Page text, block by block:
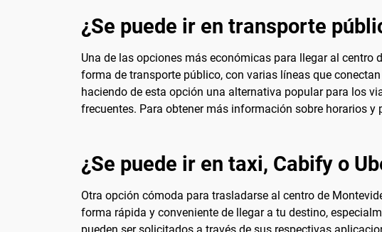
¿Se puede ir en transporte
Una de las opciones más económicas para llegar al
forma de transporte público, con varias líneas que
haciendo de esta opción una alternativa popular para los
frecuentes. Para obtener más información sobre horarios
¿Se puede ir en taxi, Cabify o
Otra opción cómoda para trasladarse al centro de
forma rápida y conveniente de llegar a tu destino,